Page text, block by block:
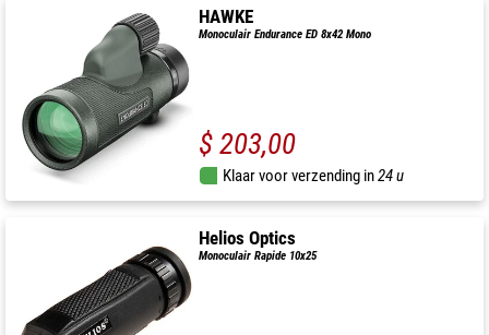
HAWKE
Monoculair Endurance ED 8x42 Mono
$ 203,00
Klaar voor verzending in24 u
Helios Optics
Monoculair Rapide 10x25